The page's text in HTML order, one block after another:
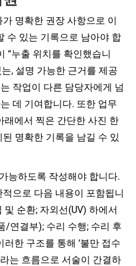
명확한 권장 사항으로 이
수 있는 기록으로 남아야 합
“누출 위치를 확인했습니
, 설명 가능한 근거를 제공
작업이 다른 담당자에게 넘
데 기여합니다. 또한 업무
래에서 찍은 간단한 사진 한
명확한 기록을 남길 수 있
능하도록 작성해야 합니다.
으로 다음 내용이 포함됩니
순환; 자외선(UV) 하에서
/연결부); 수리 수행; 수리 후
한 구조를 통해 ‘불만 접수
는 흐름으로 서술이 간결하